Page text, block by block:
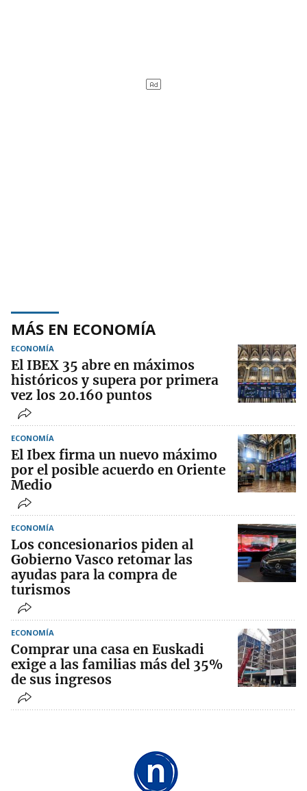
MÁS EN ECONOMÍA
ECONOMÍA
El IBEX 35 abre en máximos
históricos y supera por primera
vez los 20.160 puntos
ECONOMÍA
El Ibex firma un nuevo máximo
por el posible acuerdo en Oriente
Medio
ECONOMÍA
Los concesionarios piden al
Gobierno Vasco retomar las
ayudas para la compra de
turismos
ECONOMÍA
Comprar una casa en Euskadi
exige a las familias más del 35%
de sus ingresos